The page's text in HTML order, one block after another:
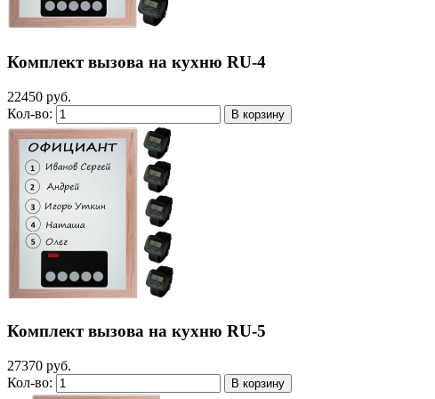
Комплект вызова на кухню RU-4
22450 руб.
Кол-во:
Комплект вызова на кухню RU-5
27370 руб.
Кол-во: